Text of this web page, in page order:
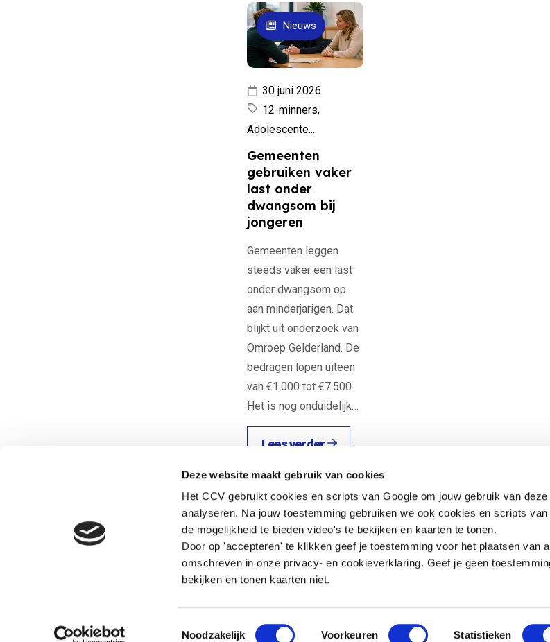
Deze website maakt gebruik van cookies
Het CCV gebruikt cookies en scripts van Google om jouw gebruik van
analyseren. Na jouw toestemming gebruiken we ook cookies en scripts
de mogelijkheid te bieden video's te bekijken en kaarten te tonen.
Door op 'accepteren' te klikken geef je toestemming voor het plaatsen van
omschreven in onze privacy- en cookieverklaring. Geef je geen
bekijken en tonen kaarten niet.
Toestemmingsselectie
Noodzakelijk Voorkeuren Statistieken
Gemeenten
gebruiken vaker
last onder
dwangsom bij
jongeren
Gemeenten leggen
steeds vaker een last
onder dwangsom op
aan minderjarigen. Dat
blijkt uit onderzoek van
Omroep Gelderland. De
bedragen lopen uiteen
van €1.000 tot €7.500.
Het is nog onduidelijk…
30 juni 2026
12-minners,
Adolescente...
Lees verder
Nieuws
Heb je een vraag? Neem direct contact op met Nicole.
Nicole Langeveld
Adviseur jeugdcriminaliteit, Veiligheid en zorg
Open de contactpopup
Open de contactpopup
Churchilllaan 11
3527 GV Utrecht
jeugd@hetccv.nl
06 - 103 20 372